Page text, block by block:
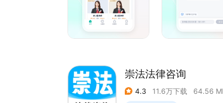
5.合同下载：涵盖婚姻、房地产、劳动、金融、
同模板需求。
崇法法律咨询
4.3 11.6万下载 64.56